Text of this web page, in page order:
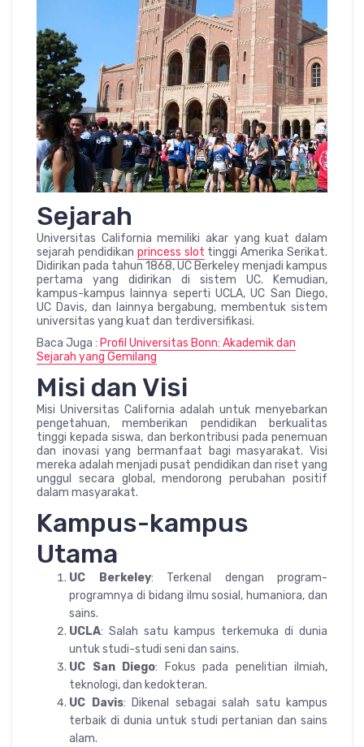
Sejarah
Universitas California memiliki akar yang kuat dalam
sejarah pendidikan princess slot tinggi Amerika Serikat.
Didirikan pada tahun 1868, UC Berkeley menjadi kampus
pertama yang didirikan di sistem UC. Kemudian,
kampus-kampus lainnya seperti UCLA, UC San Diego,
UC Davis, dan lainnya bergabung, membentuk sistem
universitas yang kuat dan terdiversifikasi.
Baca Juga : Profil Universitas Bonn: Akademik dan
Sejarah yang Gemilang
Misi dan Visi
Misi Universitas California adalah untuk menyebarkan
pengetahuan, memberikan pendidikan berkualitas
tinggi kepada siswa, dan berkontribusi pada penemuan
dan inovasi yang bermanfaat bagi masyarakat. Visi
mereka adalah menjadi pusat pendidikan dan riset yang
unggul secara global, mendorong perubahan positif
dalam masyarakat.
Kampus-kampus
Utama
UC Berkeley: Terkenal dengan program-
programnya di bidang ilmu sosial, humaniora, dan
sains.
UCLA: Salah satu kampus terkemuka di dunia
untuk studi-studi seni dan sains.
UC San Diego: Fokus pada penelitian ilmiah,
teknologi, dan kedokteran.
UC Davis: Dikenal sebagai salah satu kampus
terbaik di dunia untuk studi pertanian dan sains
alam.